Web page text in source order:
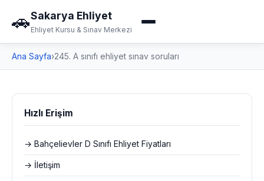
🚗Sakarya Ehliyet
Ehliyet Kursu & Sınav Merkezi
Ana Sayfa›245. A sınıfı ehliyet sınav soruları
Hızlı Erişim
→ Bahçelievler D Sınıfı Ehliyet Fiyatları
→ İletişim